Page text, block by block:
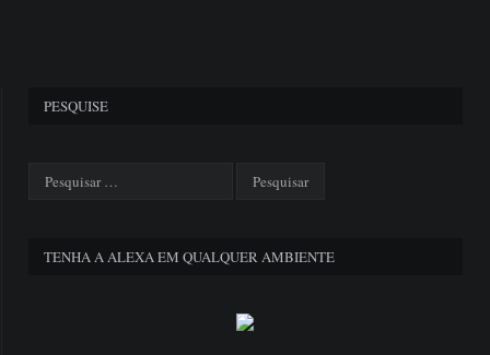
PESQUISE
TENHA A ALEXA EM QUALQUER AMBIENTE